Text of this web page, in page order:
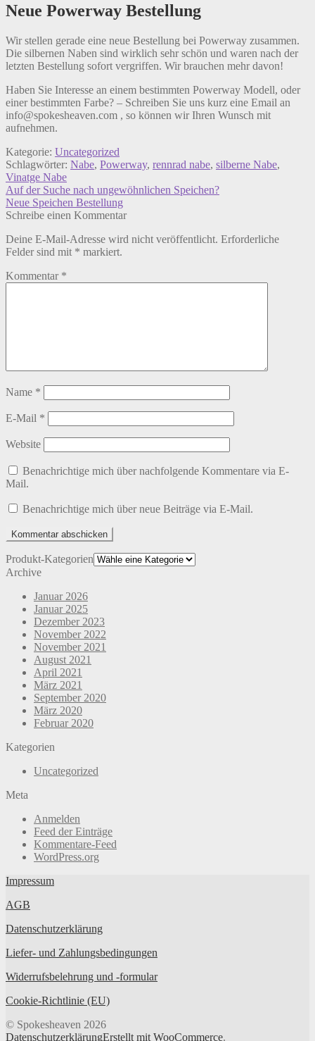
Neue Powerway Bestellung
Wir stellen gerade eine neue Bestellung bei Powerway zusammen.
Die silbernen Naben sind wirklich sehr schön und waren nach der
letzten Bestellung sofort vergriffen. Wir brauchen mehr davon!
Haben Sie Interesse an einem bestimmten Powerway Modell, oder
einer bestimmten Farbe? – Schreiben Sie uns kurz eine Email an
info@spokesheaven.com , so können wir Ihren Wunsch mit
aufnehmen.
Kategorie: Uncategorized
Schlagwörter: Nabe, Powerway, rennrad nabe, silberne Nabe,
Vinatge Nabe
Beitrags-
Navigation
Vorheriger
Beitrag:
Auf der Suche nach ungewöhnlichen Speichen?
Nächster
Beitrag:
Neue Speichen Bestellung
Schreibe einen Kommentar
Deine E-Mail-Adresse wird nicht veröffentlicht. Erforderliche
Felder sind mit * markiert.
Kommentar *
Name *
E-Mail *
Website
Benachrichtige mich über nachfolgende Kommentare via E-
Mail.
Benachrichtige mich über neue Beiträge via E-Mail.
Produkt-Kategorien
Archive
Januar 2026
Januar 2025
Dezember 2023
November 2022
November 2021
August 2021
April 2021
März 2021
September 2020
März 2020
Februar 2020
Kategorien
Uncategorized
Meta
Anmelden
Feed der Einträge
Kommentare-Feed
WordPress.org
Impressum
AGB
Datenschutzerklärung
Liefer- und Zahlungsbedingungen
Widerrufsbelehrung und -formular
Cookie-Richtlinie (EU)
© Spokesheaven 2026
DatenschutzerklärungErstellt mit WooCommerce.